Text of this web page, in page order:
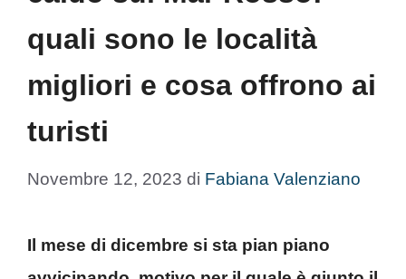
quali sono le località
migliori e cosa offrono ai
turisti
Novembre 12, 2023 di Fabiana Valenziano
Il mese di dicembre si sta pian piano